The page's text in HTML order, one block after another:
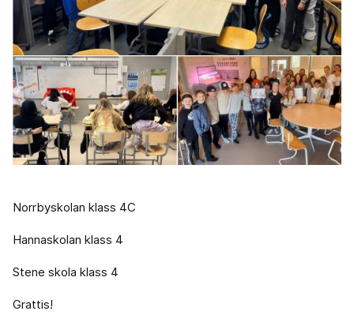
Norrbyskolan klass 4C
Hannaskolan klass 4
Stene skola klass 4
Grattis!